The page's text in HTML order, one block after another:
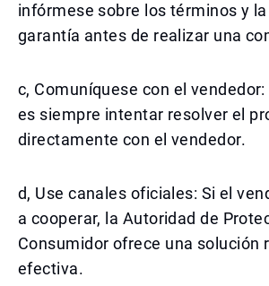
infórmese sobre los términos y
garantía antes de realizar una
c, Comuníquese con el
es siempre intentar resolver el
directamente con el vendedor.
d, Use canales oficiales: Si el
a cooperar, la Autoridad de
Consumidor ofrece una solución
efectiva.